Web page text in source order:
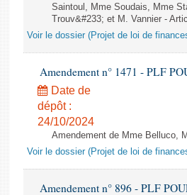
Saintoul, Mme Soudais, Mme
Trouv&#233; et M. Vannier -
Voir le dossier (Projet de loi de
Amendement n° 1471 - PLF
Date de
dépôt :
24/10/2024
Amendement de Mme Belluco,
Voir le dossier (Projet de loi de
Amendement n° 896 - PLF